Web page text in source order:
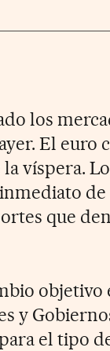
los
El euro
víspera.
de
que
objetivo
y
el tipo